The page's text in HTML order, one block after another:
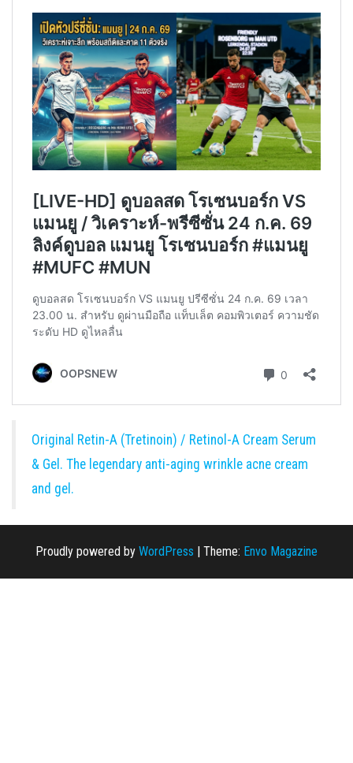
Original Retin-A (Tretinoin) / Retinol-A Cream Serum
& Gel. The legendary anti-aging wrinkle acne cream
and gel.
Proudly powered by WordPress | Theme: Envo Magazine